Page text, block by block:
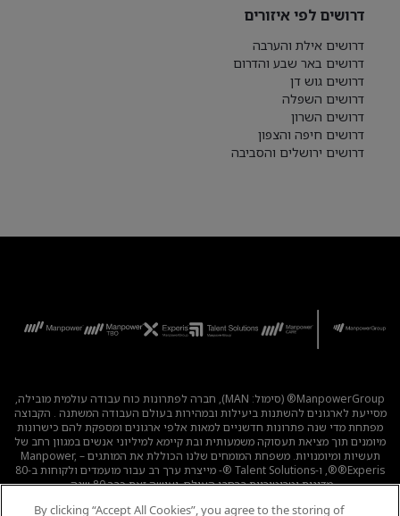
דרושים לפי איזורים
דרושים אילת והערבה
דרושים באר שבע והדרום
דרושים גוש דן
דרושים השפלה
דרושים השרון
דרושים חיפה והצפון
דרושים ירושלים והסביבה
ManpowerGroup® (סימול: MAN), חברה לפתרונות כוח עבודה עולמית מובילה,
מסייעת לארגונים להשתנות ביעילות ובמהירות בעולם העבודה המשתנה . הקבוצה
מפתחת מדי שנה פתרונות חדשניים למאות אלפי ארגונים ומספקת להם כישרונות
מיומנים תוך מציאת תעסוקה משמעותית ובת קיימא למיליוני אנשים במגוון רחב של
תעשיות ומיומנויות. משפחת המומחים שלנו הכוללת את המותגים – Manpower,
®Experis®, ו-Talent Solutions ®- מייצרת ערך רב עבור מועמדים ולקוחות ב-80
מדינות וטריטוריות ברחבי העולם, ועושה זאת כבר 80 שנה.
By clicking “Accept All Cookies”, you agree to the storing of